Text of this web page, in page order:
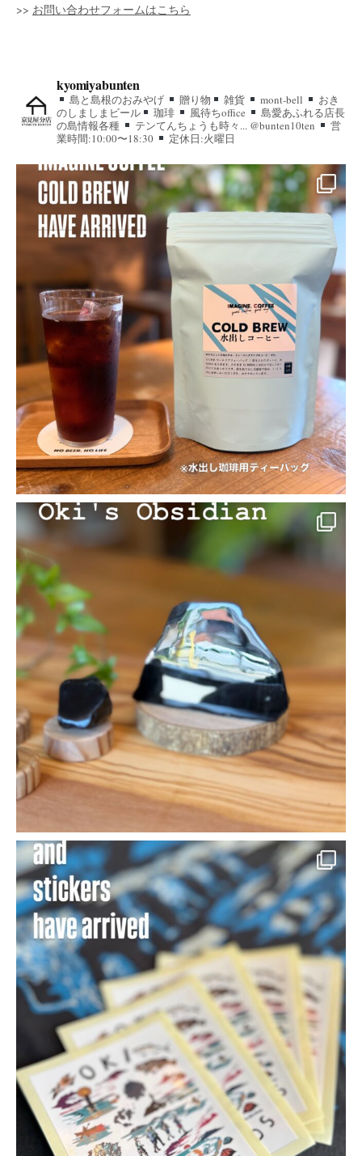
>> お問い合わせフォームはこちら
kyomiyabunten
島と島根のおみやげ 贈り物 雑貨 mont-bell
おき
のしましまビール
珈琲 風待ちoffice
島愛あふれる店長
の島情報各種
テンてんちょうも時々... @bunten10ten
営
業時間:10:00〜18:30
定休日:火曜日